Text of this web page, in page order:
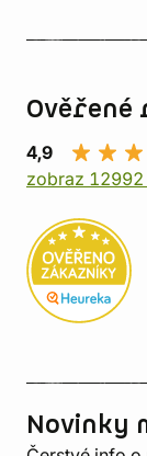
Ověřené
4,9
zobraz
Novinky